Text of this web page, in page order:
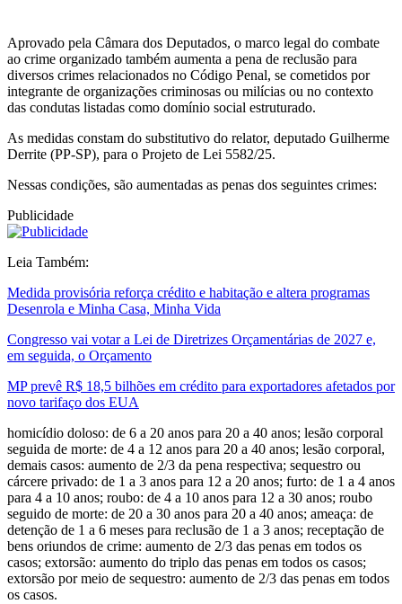
Aprovado pela Câmara dos Deputados, o marco legal do combate
ao crime organizado também aumenta a pena de reclusão para
diversos crimes relacionados no Código Penal, se cometidos por
integrante de organizações criminosas ou milícias ou no contexto
das condutas listadas como domínio social estruturado.
As medidas constam do substitutivo do relator, deputado Guilherme
Derrite (PP-SP), para o Projeto de Lei 5582/25.
Nessas condições, são aumentadas as penas dos seguintes crimes:
Publicidade
Leia Também:
Medida provisória reforça crédito e habitação e altera programas
Desenrola e Minha Casa, Minha Vida
Congresso vai votar a Lei de Diretrizes Orçamentárias de 2027 e,
em seguida, o Orçamento
MP prevê R$ 18,5 bilhões em crédito para exportadores afetados por
novo tarifaço dos EUA
homicídio doloso: de 6 a 20 anos para 20 a 40 anos; lesão corporal
seguida de morte: de 4 a 12 anos para 20 a 40 anos; lesão corporal,
demais casos: aumento de 2/3 da pena respectiva; sequestro ou
cárcere privado: de 1 a 3 anos para 12 a 20 anos; furto: de 1 a 4 anos
para 4 a 10 anos; roubo: de 4 a 10 anos para 12 a 30 anos; roubo
seguido de morte: de 20 a 30 anos para 20 a 40 anos; ameaça: de
detenção de 1 a 6 meses para reclusão de 1 a 3 anos; receptação de
bens oriundos de crime: aumento de 2/3 das penas em todos os
casos; extorsão: aumento do triplo das penas em todos os casos;
extorsão por meio de sequestro: aumento de 2/3 das penas em todos
os casos.